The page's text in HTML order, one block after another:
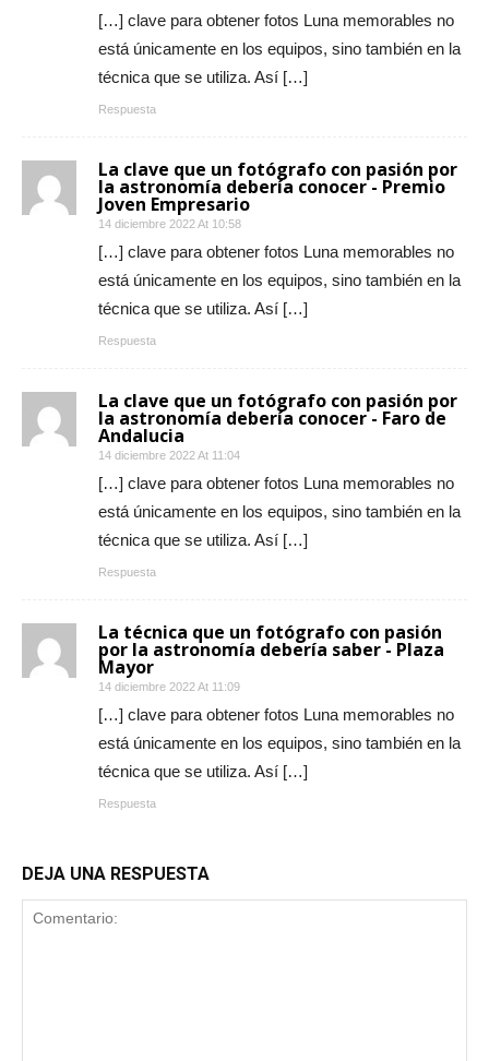
[…] clave para obtener fotos Luna memorables no
está únicamente en los equipos, sino también en la
técnica que se utiliza. Así […]
Respuesta
La clave que un fotógrafo con pasión por
la astronomía debería conocer - Premio
Joven Empresario
14 diciembre 2022 At 10:58
[…] clave para obtener fotos Luna memorables no
está únicamente en los equipos, sino también en la
técnica que se utiliza. Así […]
Respuesta
La clave que un fotógrafo con pasión por
la astronomía debería conocer - Faro de
Andalucia
14 diciembre 2022 At 11:04
[…] clave para obtener fotos Luna memorables no
está únicamente en los equipos, sino también en la
técnica que se utiliza. Así […]
Respuesta
La técnica que un fotógrafo con pasión
por la astronomía debería saber - Plaza
Mayor
14 diciembre 2022 At 11:09
[…] clave para obtener fotos Luna memorables no
está únicamente en los equipos, sino también en la
técnica que se utiliza. Así […]
Respuesta
DEJA UNA RESPUESTA